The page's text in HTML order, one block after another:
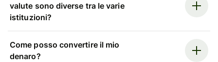
valute sono diverse tra le varie
istituzioni?
Come posso convertire il mio
denaro?